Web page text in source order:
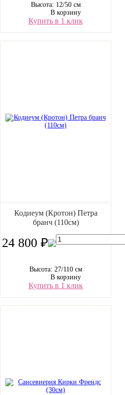
Высота: 12/50 см
В корзину
Купить в 1 клик
Кодиеум (Кротон) Петра
бранч (110см)
24 800 ₽
Высота: 27/110 см
В корзину
Купить в 1 клик